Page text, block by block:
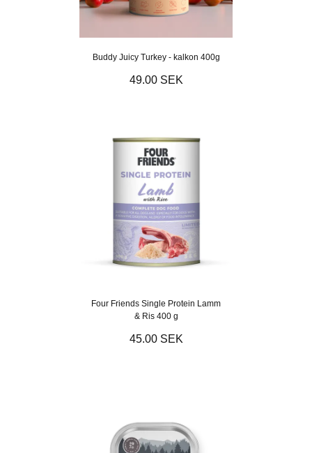
Buddy Juicy Turkey - kalkon 400g
49.00 SEK
Four Friends Single Protein Lamm
& Ris 400 g
45.00 SEK